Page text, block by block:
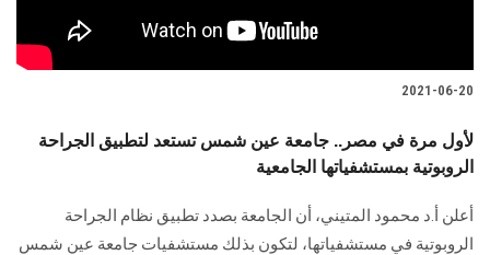
2021-06-20
لأول مرة في مصر.. جامعة عين شمس تستعد لتطبيق الجراحة
الروبوتية بمستشفياتها الجامعية
أعلن أ.د محمود المتيني، أن الجامعة بصدد تطبيق نظام الجراحة
الروبوتية في مستشفياتها، لتكون بذلك مستشفيات جامعة عين شمس